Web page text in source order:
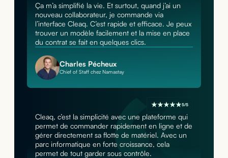
Ça m’a simplifié la vie. Et surtout, quand j’ai un
nouveau collaborateur, je commande via
l’interface Cleaq. C’est rapide et efficace. Je peux
trouver un modèle facilement et la mise en place
du contrat se fait en quelques clics.
Charles Pécheux
Chief of Staff chez Namastay
5/5
Cleaq, c’est la simplicité avec une plateforme qui
permet de commander rapidement en ligne et de
gérer directement sa flotte de matériel. Avec un
parc informatique en forte croissance, cela
permet de tout garder sous contrôle.